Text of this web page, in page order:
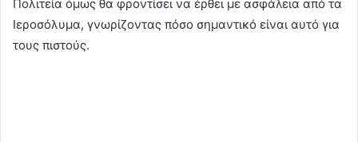
Πολιτεία όμως θα φροντίσει να έρθει με ασφάλεια από τα
Ιεροσόλυμα, γνωρίζοντας πόσο σημαντικό είναι αυτό για
τους πιστούς.